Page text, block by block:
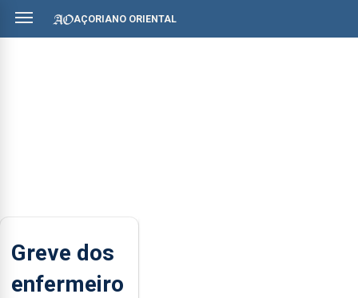
AÇORIANO ORIENTAL
Greve dos
enfermeiro